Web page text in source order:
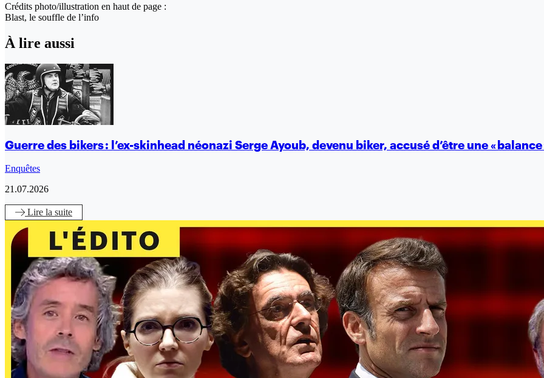
Crédits photo/illustration en haut de page :
Blast, le souffle de l’info
À lire aussi
Guerre des bikers : l’ex-skinhead néonazi Serge Ayoub, devenu biker, accusé d’être une « balance
Enquêtes
21.07.2026
Lire la suite